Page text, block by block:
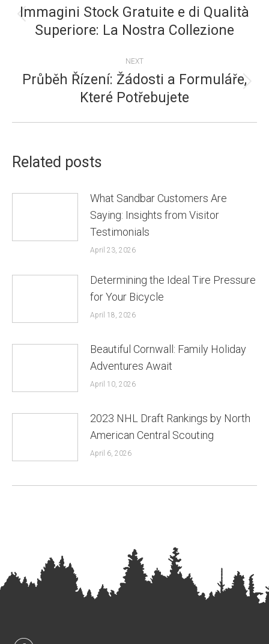
NAVIGATION
post:
Immagini Stock Gratuite e di Qualità
Superiore: La Nostra Collezione
NEXT
Next
post:
Průběh Řízení: Žádosti a Formuláře,
Které Potřebujete
Related posts
What Sandbar Customers Are
Saying: Insights from Visitor
Testimonials
April 23, 2026
Determining the Ideal Tire Pressure
for Your Bicycle
April 18, 2026
Beautiful Cornwall: Family Holiday
Adventures Await
April 10, 2026
2023 NHL Draft Rankings by North
American Central Scouting
April 6, 2026